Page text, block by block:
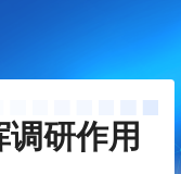
研作用